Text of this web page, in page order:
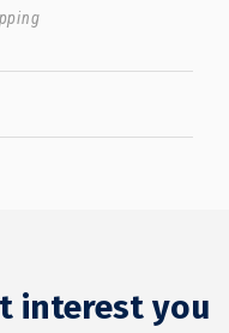
interest you